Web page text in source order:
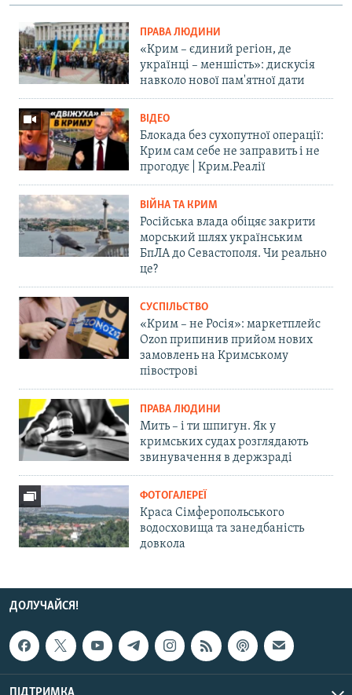
ПРАВА ЛЮДИНИ
«Крим – єдиний регіон, де
українці – меншість»: дискусія
навколо нової пам'ятної дати
ВІДЕО
Блокада без сухопутної операції:
Крим сам себе не заправить і не
прогодує | Крим.Реалії
ВІЙНА ТА КРИМ
Російська влада обіцяє закрити
морський шлях українським
БпЛА до Севастополя. Чи реально
це?
СУСПІЛЬСТВО
«Крим – не Росія»: маркетплейс
Ozon припинив прийом нових
замовлень на Кримському
півострові
ПРАВА ЛЮДИНИ
Мить – і ти шпигун. Як у
кримських судах розглядають
звинувачення в держзраді
ФОТОГАЛЕРЕЇ
Краса Сімферопольського
водосховища та занедбаність
довкола
ДОЛУЧАЙСЯ!
ПІДТРИМКА